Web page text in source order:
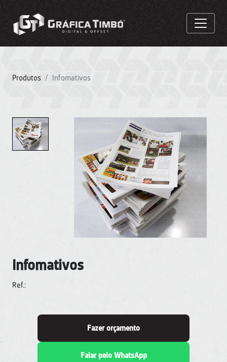
Produtos Infomativos
Infomativos
Ref.:
Fazer orçamento
Falar pelo WhatsApp